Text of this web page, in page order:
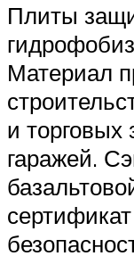
Плиты
Материал
и торговых
гаражей.